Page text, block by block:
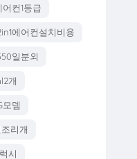
어컨1등급
에어컨설치비용
일분외
개
모뎀
리개
시